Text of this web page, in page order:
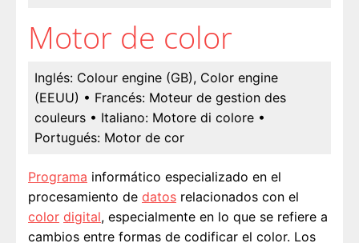
Motor de color
Inglés: Colour engine (GB), Color engine
(EEUU) • Francés: Moteur de gestion des
couleurs • Italiano: Motore di colore •
Portugués: Motor de cor
Programa informático especializado en el
procesamiento de datos relacionados con el
color digital, especialmente en lo que se refiere a
cambios entre formas de codificar el color. Los